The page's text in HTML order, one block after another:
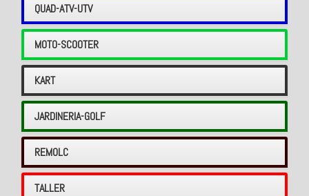
QUAD-ATV-UTV
MOTO-SCOOTER
KART
JARDINERIA-GOLF
REMOLC
TALLER